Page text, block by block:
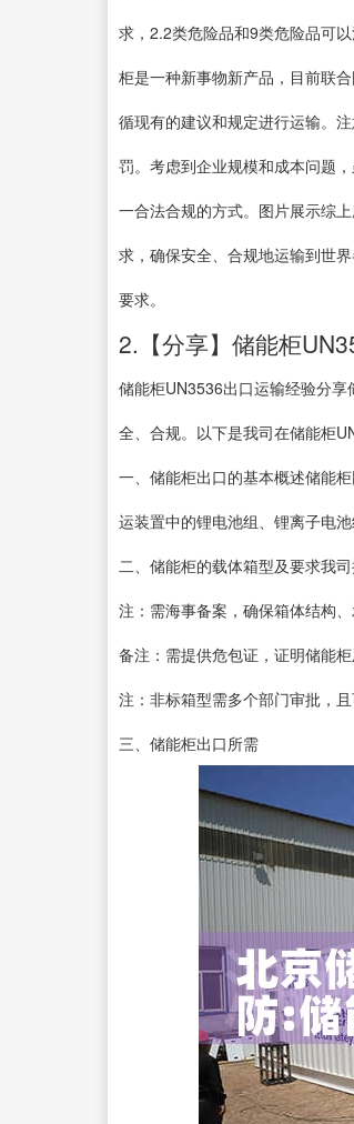
求，2.2类危险品和9类危险品可
柜是一种新事物新产品，目前联
循现有的建议和规定进行运输。
罚。考虑到企业规模和成本问题
一合法合规的方式。图片展示综
求，确保安全、合规地运输到世
要求。
2.【分享】储能柜
储能柜UN3536出口运输经验分
全、合规。以下是我司在储能柜
一、储能柜出口的基本概述储能
运装置中的锂电池组、锂离子电
二、储能柜的载体箱型及要求我
注：需海事备案，确保箱体结构
备注：需提供危包证，证明储能
注：非标箱型需多个部门审批，
三、储能柜出口所需